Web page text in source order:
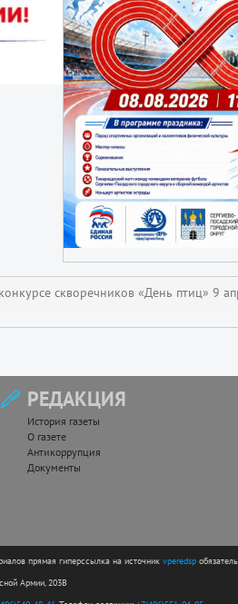
скворечников «День птиц» 9
РЕДАКЦИЯ
История газеты
О газете
Антикоррупция
Документы
прямая гиперссылка на источник vperedsp
Армии, 203В